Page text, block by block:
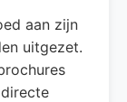
aan zijn
uitgezet.